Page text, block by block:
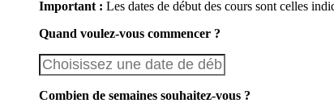
Important : Les dates de début des cours sont celles
Quand voulez-vous commencer ?
Combien de semaines souhaitez-vous ?